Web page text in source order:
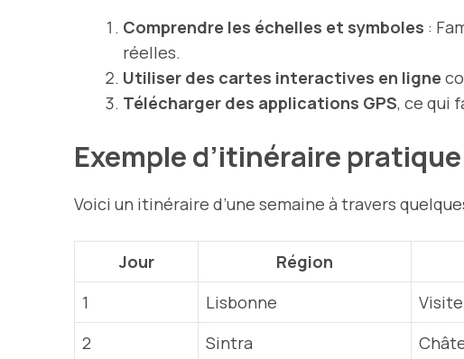
Comprendre les échelles et symboles :
réelles.
Utiliser des cartes interactives en ligne
Télécharger des applications GPS, ce qui
Exemple d’itinéraire pratique
Voici un itinéraire d’une semaine à travers
Jour Région
1
Lisbonne
2
Sintra